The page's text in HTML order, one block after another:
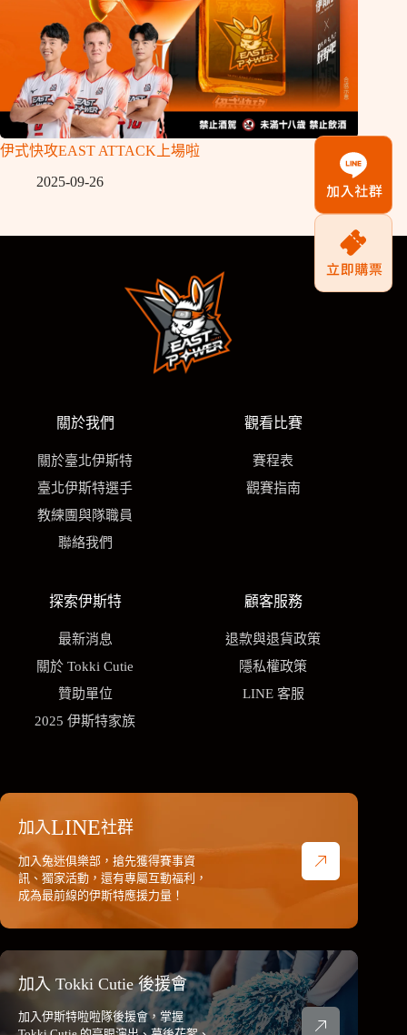
伊式快攻EAST ATTACK上場啦
2025-09-26
關於我們
關於臺北伊斯特
臺北伊斯特選手
教練團與隊職員
聯絡我們
觀看比賽
賽程表
觀賽指南
探索伊斯特
最新消息
關於 Tokki Cutie
贊助單位
2025 伊斯特家族
顧客服務
退款與退貨政策
隱私權政策
LINE 客服
加入LINE社群
加入兔迷俱樂部，搶先獲得賽事資
訊、獨家活動，還有專屬互動福利，
成為最前線的伊斯特應援力量！
加入 Tokki Cutie 後援會
加入伊斯特啦啦隊後援會，掌握